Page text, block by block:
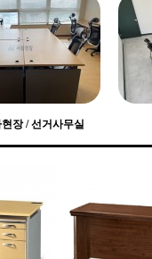
장 / 선거사무실